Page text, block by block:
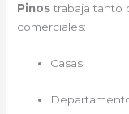
Pinostrabaja tanto
comerciales:
Casas